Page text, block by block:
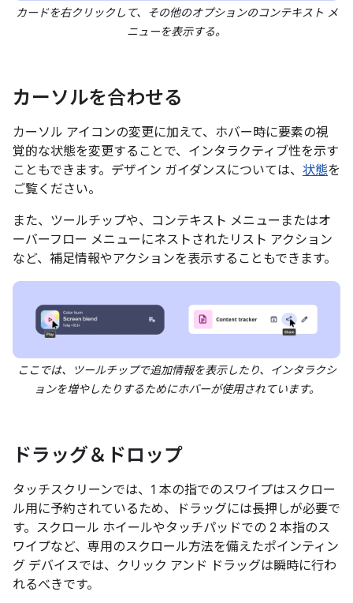
カードを右クリックして、その他のオプションのコンテキスト メ
ニューを表示する。
カーソルを合わせる
カーソル アイコンの変更に加えて、ホバー時に要素の視
覚的な状態を変更することで、インタラクティブ性を示す
こともできます。デザイン ガイダンスについては、 状態を
ご覧ください。
また、ツールチップや、コンテキスト メニューまたはオ
ーバーフロー メニューにネストされたリスト アクション
など、補足情報やアクションを表示することもできます。
ここでは、ツールチップで追加情報を表示したり、インタラクシ
ョンを増やしたりするためにホバーが使用されています。
ドラッグ＆ドロップ
タッチスクリーンでは、1 本の指でのスワイプはスクロー
ル用に予約されているため、ドラッグには長押しが必要で
す。スクロール ホイールやタッチパッドでの 2 本指のス
ワイプなど、専用のスクロール方法を備えたポインティン
グ デバイスでは、クリック アンド ドラッグは瞬時に行わ
れるべきです。